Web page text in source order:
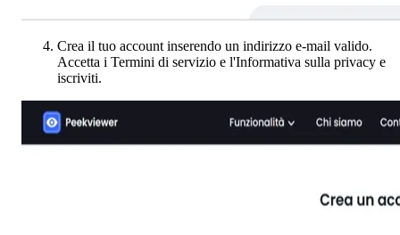
Crea il tuo account inserendo un indirizzo e-mail valido.
Accetta i Termini di servizio e l'Informativa sulla privacy e
iscriviti.